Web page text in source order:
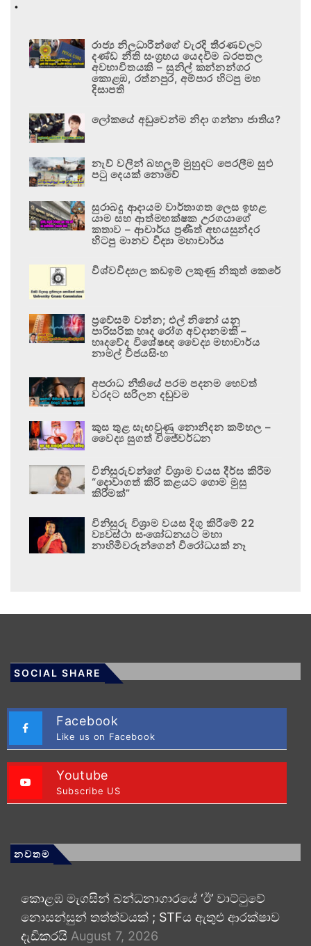
රාජ්‍ය නිලධාරීන්ගේ වැරදි තීරණවලට
දණ්ඩ නීති සංග්‍රහය යෙදවීම බරපතල
අවභාවිතයකි – සුනිල් කන්නන්ගර
කොළඹ, රත්නපුර, අම්පාර හිටපු මහ
දිසාපති
ලෝකයේ අඩුවෙන්ම නිදා ගන්නා ජාතිය?
නැව් වලින් බහලුම් මුහුදට පෙරලීම සුළු
පටු දෙයක් නොවේ
සුරාබදු ආදායම වාර්තාගත ලෙස ඉහළ
යාම සහ ආත්මභක්ෂක උරගයාගේ
කතාව – ආචාර්ය ප්‍රණීත් අභයසුන්දර
හිටපු මානව විද්‍යා මහාචාර්ය
විශ්වවිද්‍යාල කඩඉම් ලකුණු නිකුත් කෙරේ
ප්‍රවේසම් වන්න; එල් නිනෝ යනු
පාරිසරික හෘද රෝග අවදානමකි –
හෘදවේද විශේෂඥ වෛද්‍ය මහාචාර්ය
නාමල් විජයසිංහ
අපරාධ නීතියේ පරම පදනම හෙවත්
වරදට සරිලන දඬුවම
කුස තුළ සැඟවුණු නොනිදන කම්හල –
වෛද්‍ය සුගත් විජේවර්ධන
විනිසුරුවන්ගේ විශ්‍රාම වයස දීර්ඝ කිරීම
“දොවාගත් කිරි කළයට ගොම මුසු
කිරීමක්”
විනිසුරු විශ්‍රාම වයස දිගු කිරීමේ 22
ව්‍යවස්ථා සංශෝධනයට මහා
නාහිමිවරුන්ගෙන් විරෝධයක් නෑ
SOCIAL SHARE
Facebook
Like us on Facebook
Youtube
Subscribe US
නවතම
කොළඹ මැගසින් බන්ධනාගාරයේ ‘ඊ’ වාට්ටුවේ
නොසන්සුන් තත්ත්වයක් ; STFය ඇතුළු ආරක්ෂාව
දැඩිකරයි August 7, 2026